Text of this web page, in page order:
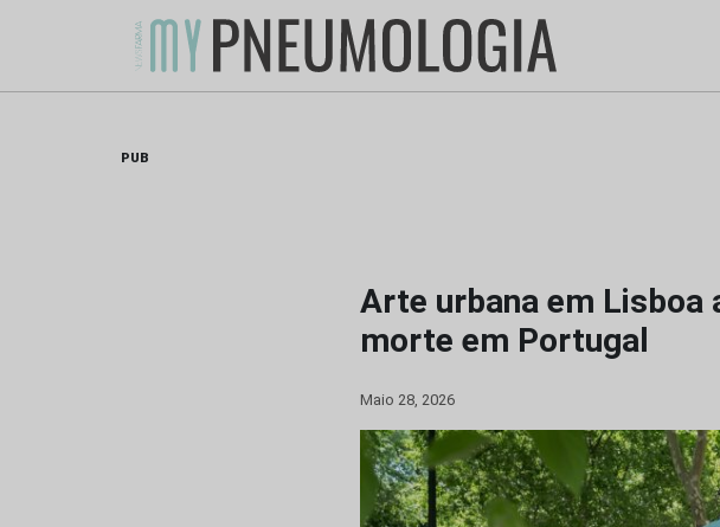
PUB
Arte urbana em Lisboa
morte em Portugal
Maio 28, 2026